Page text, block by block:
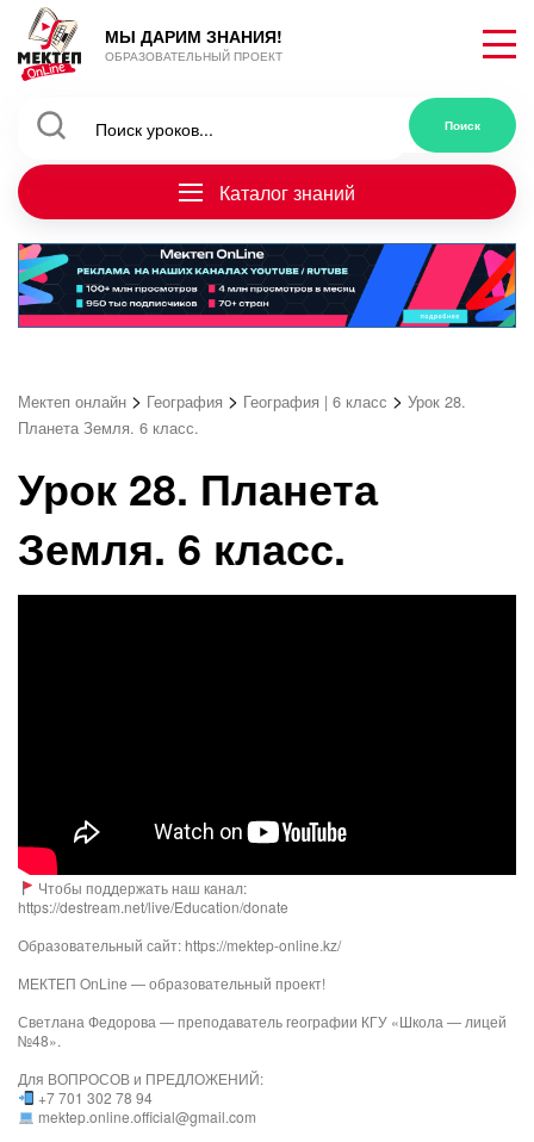
МЫ ДАРИМ ЗНАНИЯ!
ОБРАЗОВАТЕЛЬНЫЙ ПРОЕКТ
Каталог знаний
Мектеп онлайн > География > География | 6 класс > Урок 28.
Планета Земля. 6 класс.
Урок 28. Планета
Земля. 6 класс.
Чтобы поддержать наш канал:
https://destream.net/live/Education/donate
Образовательный сайт: https://mektep-online.kz/
МЕКТЕП OnLine — образовательный проект!
Светлана Федорова — преподаватель географии КГУ «Школа — лицей
№48».
Для ВОПРОСОВ и ПРЕДЛОЖЕНИЙ:
+7 701 302 78 94
mektep.online.official@gmail.com